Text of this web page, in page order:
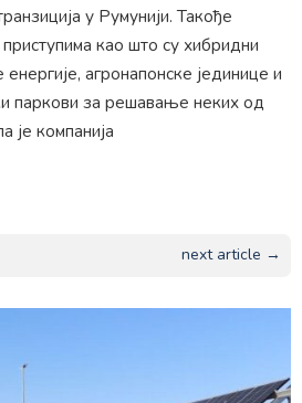
у Румунији. Такође
као што су хибридни
агронапонске јединице и
паркови за решавање неких од
је компанија
next article →